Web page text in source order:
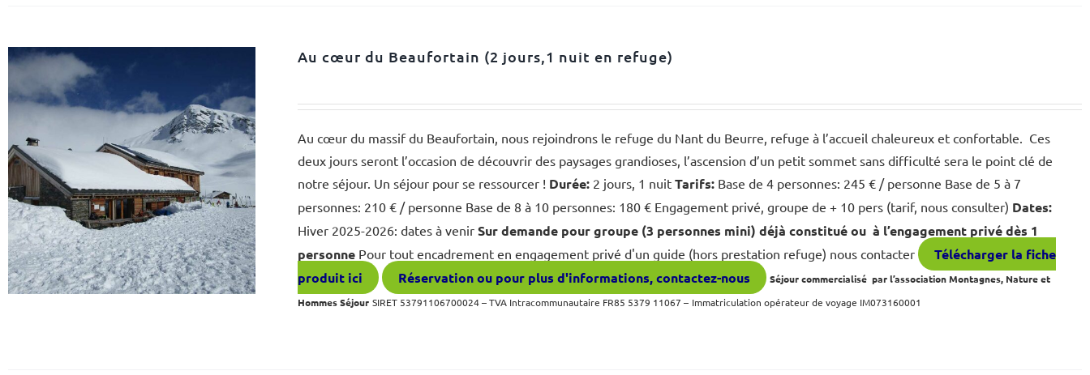
Au cœur du Beaufortain (2 jours,1 nuit en refuge)
Au cœur du massif du Beaufortain, nous rejoindrons le refuge du Nant du Beurre, refuge à l’accueil chaleureux et confortable. Ces
deux jours seront l’occasion de découvrir des paysages grandioses, l’ascension d’un petit sommet sans difficulté sera le point clé de
notre séjour. Un séjour pour se ressourcer ! Durée: 2 jours, 1 nuitTarifs: Base de 4 personnes: 245 € / personne Base de 5 à 7
personnes: 210 € / personne Base de 8 à 10 personnes: 180 € Engagement privé, groupe de + 10 pers (tarif, nous consulter) Dates:
Hiver 2025-2026: dates à venirSur demande pour groupe (3 personnes mini) déjà constitué ou à l’engagement privé dès 1
personne Pour tout encadrement en engagement privé d'un guide (hors prestation refuge) nous contacter
Télécharger la fiche
produit ici
Réservation ou pour plus d'informations, contactez-nous
Séjour commercialisé par l’association Montagnes, Nature et
Hommes Séjour SIRET 53791106700024 – TVA Intracommunautaire FR85 5379 11067 – Immatriculation opérateur de voyage IM073160001